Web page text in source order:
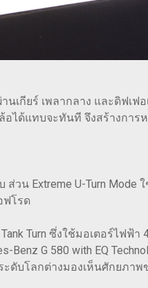
กียร์ เพลากลาง และดิฟเ
ได้แทบจะทันที จึงสร้างกา
วน Extreme U-Turn
ฟโรด
Turn ซึ่งใช้มอเตอร์ไฟ
G 580 with EQ
ดับโลกต่างมองเห็นศักยภา